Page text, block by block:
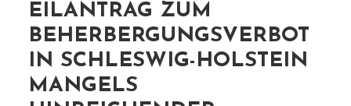
EILANTRAG ZUM
BEHERBERGUNGSVERBOT
IN SCHLESWIG-HOLSTEIN
MANGELS